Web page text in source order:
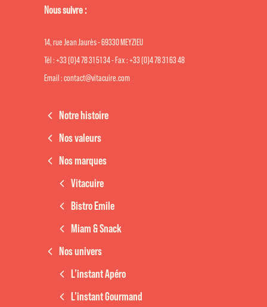
Nous suivre :
14, rue Jean Jaurès - 69330 MEYZIEU
Tél : +33 (0)4 78 31 51 34 - Fax : +33 (0)4 78 31 63 48
Email : contact@vitacuire.com
Notre histoire
Nos valeurs
Nos marques
Vitacuire
Bistro Emile
Miam & Snack
Nos univers
L’instant Apéro
L’instant Gourmand